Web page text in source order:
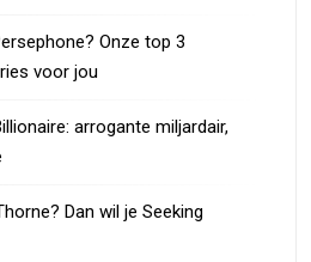
Onze top 3
voor jou
arrogante miljardair,
Dan wil je Seeking